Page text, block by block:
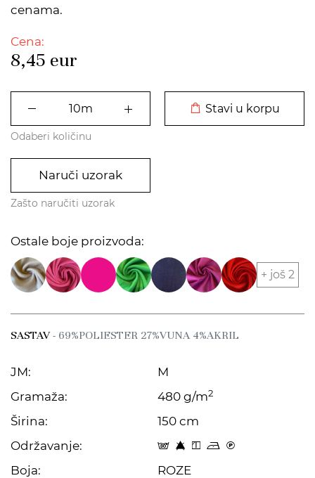
cenama.
Cena:
8,45 eur
Stavi u korpu
Odaberi količinu
Naruči uzorak
Zašto naručiti uzorak
Ostale boje proizvoda:
+ još 2
SASTAV- 69%POLIESTER 27%VUNA 4%AKRIL
JM:
M
Gramaža:
480 g/m2
Širina:
150 cm
Održavanje:
s 8 y o C
Boja:
ROZE